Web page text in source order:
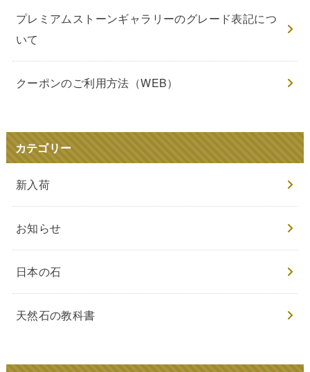
プレミアムストーンギャラリーのグレード表記につ
いて
クーポンのご利用方法（WEB）
カテゴリー
新入荷
お知らせ
日本の石
天然石の教科書